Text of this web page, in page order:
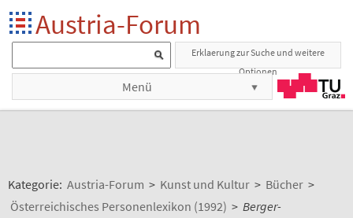
Austria-Forum
Erklaerung zur Suche und weitere
Optionen
Menü
Kategorie: Austria-Forum > Kunst und Kultur > Bücher >
Österreichisches Personenlexikon (1992) > Berger-